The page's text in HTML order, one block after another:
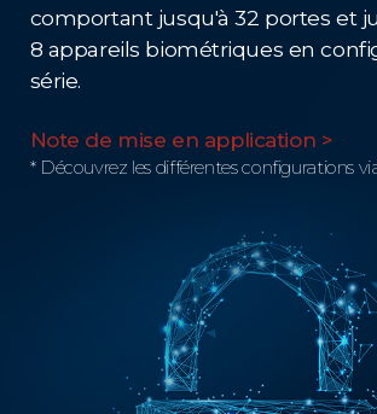
comportant jusqu'à 32 portes et
8 appareils biométriques en
série.
Note de mise en application >
* Découvrez les différentes configurations